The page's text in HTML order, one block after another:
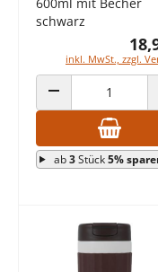
600ml mit Becher
schwarz
inkl. MwSt., zzgl.
ANZAHL VERRINGERN
ab3Stück5%